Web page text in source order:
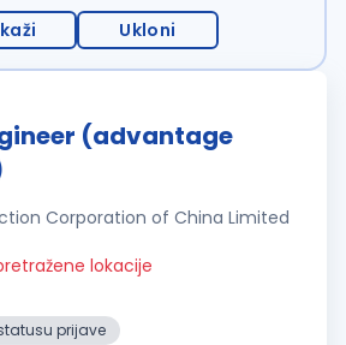
Ukloni
(advantage
Corporation of China Limited
lokacije
prijave